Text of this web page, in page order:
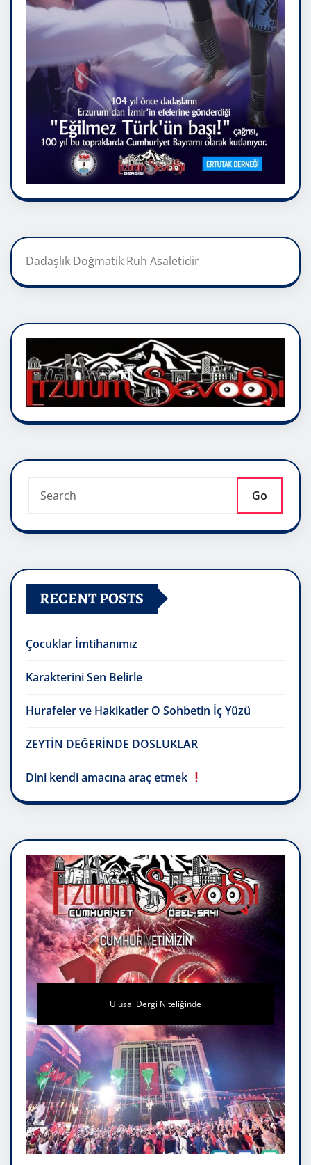
Dadaşlık Doğmatik Ruh Asaletidir
Go
RECENT POSTS
Çocuklar İmtihanımız
Karakterini Sen Belirle
Hurafeler ve Hakikatler O Sohbetin İç Yüzü
ZEYTİN DEĞERİNDE DOSLUKLAR
Dini kendi amacına araç etmek
Ulusal Dergi Niteliğinde